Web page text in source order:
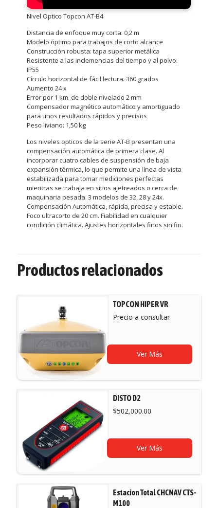
Nivel Optico Topcon AT-B4
Distancia de enfoque muy corta: 0,2 m
Modelo óptimo para trabajos de corto alcance
Construcción robusta: tapa superior metálica
Resistente a las inclemencias del tiempo y al polvo:
IP55
Círculo horizontal de fácil lectura. 360 grados
Aumento 24 x
Error por 1 km. de doble nivelado 2 mm
Compensador magnético automático y amortiguado
para unos resultados rápidos y precisos
Peso liviano: 1,50 kg
Los niveles opticos de la serie AT-B presentan una
compensación automática de primera clase. Al
incorporar cuatro cables de suspensión de baja
expansión térmica, lo que permite una línea de vista
estabilizada para tomar mediciones perfectas
mientras se trabaja en sitios ajetreados o cerca de
maquinaria pesada. 3 modelos de 32, 28 y 24x.
Compensación Automática, rápida, precisa y estable.
Foco ultracorto de 20 cm. Fiabilidad en cualquier
condición climática. Ajustes horizontales finos sin fin.
Productos relacionados
TOPCON HIPER VR
Precio a consultar
Ver Más
DISTO D2
$502,000.00
Ver Más
Estacion Total CHCNAV CTS-
M100